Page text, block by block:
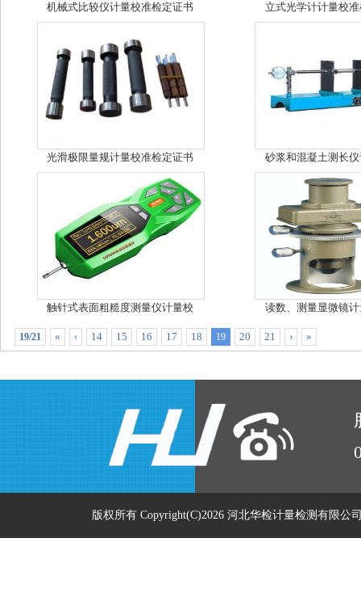
机械式比较仪计量校准检定证书 立式光学计计量校
光滑极限量规计量校准检定证书 砂浆和混凝土测长
触针式表面粗糙度测量仪计量校 读数、测量显微镜
19/21 « ‹ 14 15 16 17 18 19 20 21 › »
版权所有 Copyright(C)2026 河北华检计量检测有限